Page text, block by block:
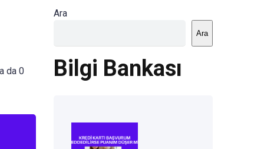
da 0
Ara
Ara
Bilgi Bankası